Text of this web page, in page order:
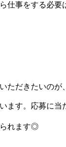
事をする必
だきたいのが
す。応募に
られます◎